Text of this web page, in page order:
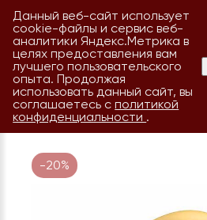
-20%
Данный веб-сайт использует
cookie-файлы и сервис веб-
аналитики Яндекс.Метрика в
целях предоставления вам
лучшего пользовательского
опыта. Продолжая
использовать данный сайт, вы
соглашаетесь сполитикой
конфиденциальности .